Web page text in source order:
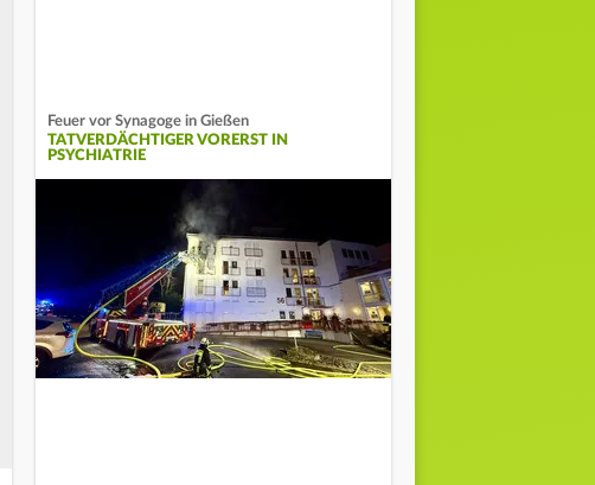
Feuer vor Synagoge in Gießen
TATVERDÄCHTIGER VORERST IN
PSYCHIATRIE